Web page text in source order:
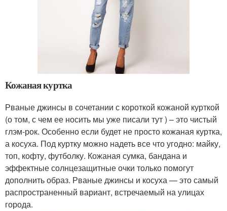
Кожаная куртка
Рваные джинсы в сочетании с короткой кожаной курткой
(о том, с чем ее носить мы уже писали тут ) – это чистый
глэм-рок. Особенно если будет не просто кожаная куртка,
а косуха. Под куртку можно надеть все что угодно: майку,
топ, кофту, футболку. Кожаная сумка, бандана и
эффектные солнцезащитные очки только помогут
дополнить образ. Рваные джинсы и косуха — это самый
распространенный вариант, встречаемый на улицах
города.